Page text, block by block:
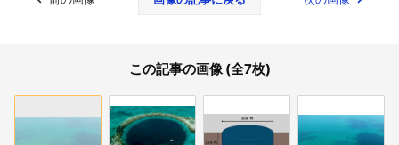
この記事の画像 (全7枚)